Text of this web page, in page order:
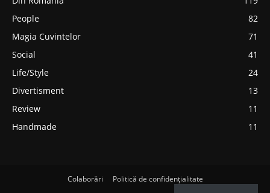
People
82
Magia Cuvintelor
71
Social
41
Life/Style
24
Divertisment
13
Review
11
Handmade
11
Colaborări Politică de confidențialitate